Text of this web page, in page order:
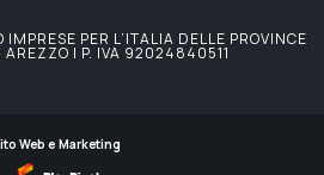
PER L’ITALIA DELLE PROVINCE
AREZZO | P. IVA 92024840511
Web e Marketing